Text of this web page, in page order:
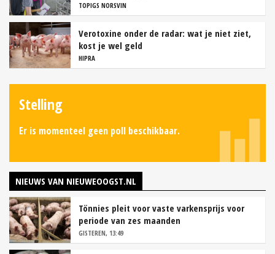
TOPIGS NORSVIN
Verotoxine onder de radar: wat je niet ziet,
kost je wel geld
HIPRA
Stelling
Er is momenteel geen poll beschikbaar.
NIEUWS VAN NIEUWEOOGST.NL
Tönnies pleit voor vaste varkensprijs voor
periode van zes maanden
GISTEREN, 13:49